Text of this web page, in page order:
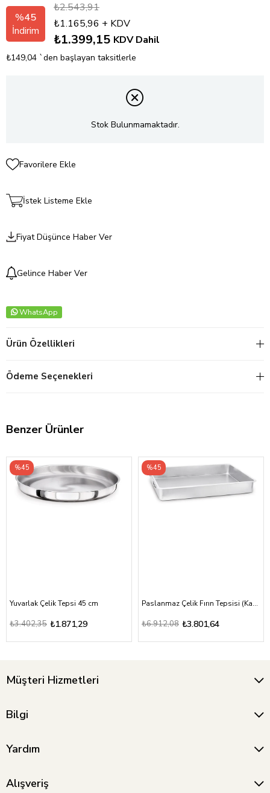
%45
İndirim
₺2.543,91
₺1.165,96 + KDV
KDV Dahil
₺1.399,15
₺149,04 `den başlayan taksitlerle
Stok Bulunmamaktadır.
Favorilere Ekle
İstek Listeme Ekle
Fiyat Düşünce Haber Ver
Gelince Haber Ver
WhatsApp
Ürün Özellikleri
Ödeme Seçenekleri
Benzer Ürünler
Yuvarlak Çelik Tepsi 45 cm
₺1.871,29
₺3.402,35
%45
Paslanmaz Çelik Fırın Tepsisi (Kapaksız) 40x60x10 cm
₺3.801,64
₺6.912,08
%45
Müşteri Hizmetleri
Bilgi
Yardım
Alışveriş